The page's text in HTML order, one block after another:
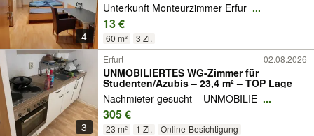
4
Unterkunft Monteurzimmer Erfur ...
13 €
60 m² 3 Zi.
3
Erfurt 02.08.2026
UNMOBILIERTES WG-Zimmer für
Studenten/Azubis – 23,4 m² – TOP Lage
Nachmieter gesucht – UNMOBILIE ...
305 €
23 m² 1 Zi. Online-Besichtigung